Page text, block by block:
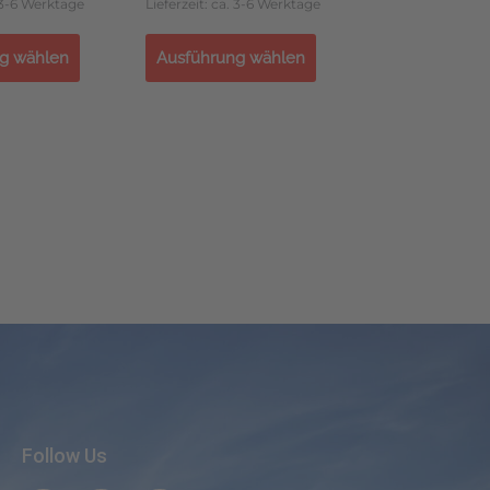
6 Werktage
wählen
Lieferzeit: ca. 3-6 Werktage
Ausführung wählen
Follow Us